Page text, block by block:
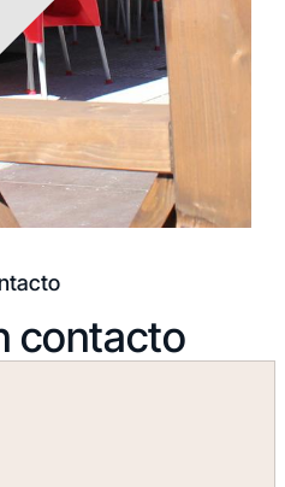
contacto